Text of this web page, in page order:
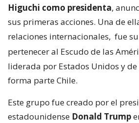
Higuchi como presidenta,
sus primeras acciones. Una de
relaciones internacionales, fue
pertenecer al Escudo de las
liderada por Estados Unidos y
forma parte Chile.
Este grupo fue creado por el
estadounidense Donald Trump